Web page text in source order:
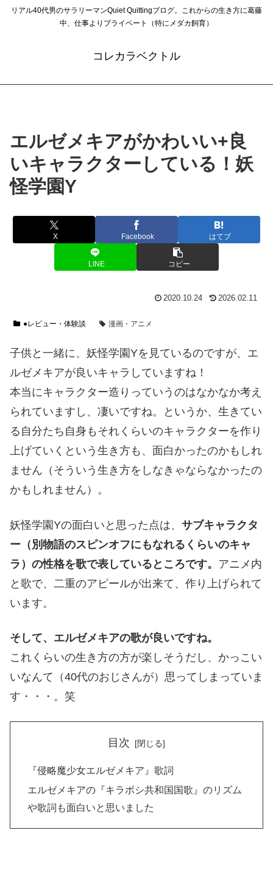
リアル40代男のサラリーマンQuiet Quittingブログ。これからの生き方に葛藤
中、仕事よりプライベート（特にメダカ飼育）
コレカラベクトル
エルゼメキアがかわいい+良
いキャラクターしている！妖
怪学園Y
X Facebook はてブ
LINE コピー
2020.10.24 2026.02.11
●レビュー・体験談 漫画・アニメ
子供と一緒に、妖怪学園Yを見ているのですが、エ
ルゼメキアが良いキャラしていますね！
本当にキャラクター造りっていうのはなかなか考え
られていますし、凄いですね。というか、生きてい
る自分たち自身もそれくらいのキャラクターを作り
上げていくという生き方も、面白かったのかもしれ
ません（そういう生き方をしなきゃならなかったの
かもしれません）。
妖怪学園Yの面白いと思った点は、 サブキャラクタ
ー（別物語のスピンオフにもなれるくらいのキャ
ラ）の性格を歌で表しているところです。 アニメ内
と歌で、二重のアピールが出来て、作り上げられて
います。
そして、エルゼメキアの歌が良いですね。
これくらいの生き方の方が楽しそうだし、かっこい
いなんて（40代のおじさんが）思ってしまっていま
す・・・。笑
目次
『侵略魔少女エルゼメキア』歌詞
エルゼメキアの『キラボシ共和国国歌』のリズム
や歌詞も面白いと思いました